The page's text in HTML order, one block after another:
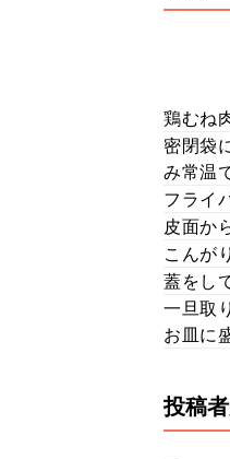
鶏むね
密閉袋
み常温
フライ
皮面か
こんが
蓋をし
一旦取
お皿に
投稿